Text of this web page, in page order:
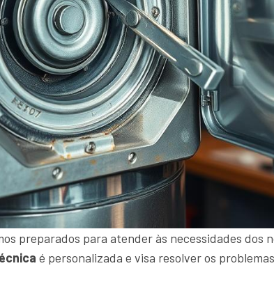
preparados para atender às necessidades dos
é personalizada e visa resolver os